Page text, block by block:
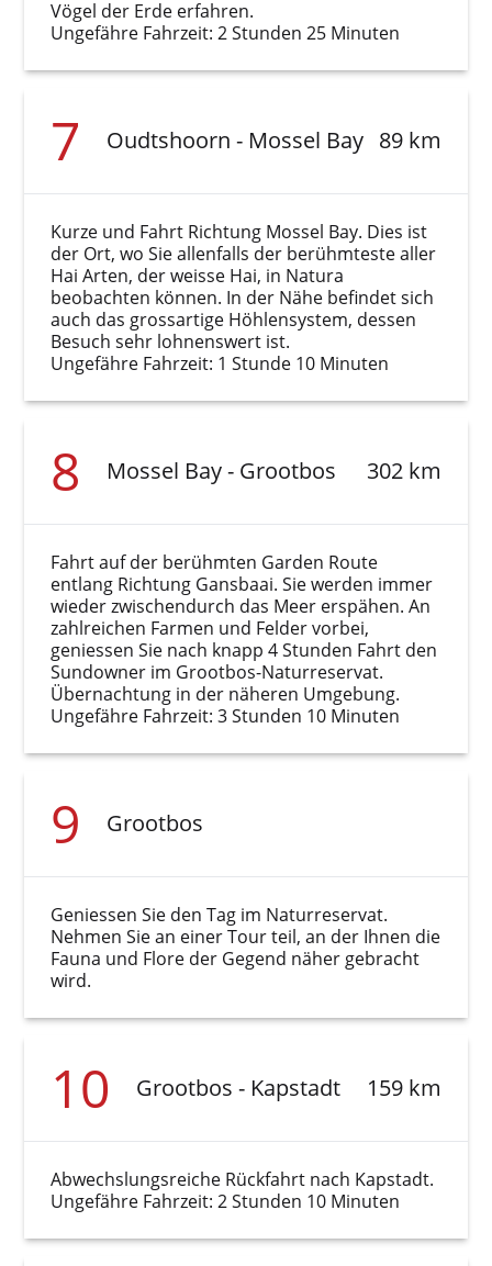
Vögel der Erde erfahren.
Ungefähre Fahrzeit: 2 Stunden 25 Minuten
7 Oudtshoorn - Mossel Bay 89 km
Kurze und Fahrt Richtung Mossel Bay. Dies ist
der Ort, wo Sie allenfalls der berühmteste aller
Hai Arten, der weisse Hai, in Natura
beobachten können. In der Nähe befindet sich
auch das grossartige Höhlensystem, dessen
Besuch sehr lohnenswert ist.
Ungefähre Fahrzeit: 1 Stunde 10 Minuten
8 Mossel Bay - Grootbos 302 km
Fahrt auf der berühmten Garden Route
entlang Richtung Gansbaai. Sie werden immer
wieder zwischendurch das Meer erspähen. An
zahlreichen Farmen und Felder vorbei,
geniessen Sie nach knapp 4 Stunden Fahrt den
Sundowner im Grootbos-Naturreservat.
Übernachtung in der näheren Umgebung.
Ungefähre Fahrzeit: 3 Stunden 10 Minuten
9 Grootbos
Geniessen Sie den Tag im Naturreservat.
Nehmen Sie an einer Tour teil, an der Ihnen die
Fauna und Flore der Gegend näher gebracht
wird.
10 Grootbos - Kapstadt 159 km
Abwechslungsreiche Rückfahrt nach Kapstadt.
Ungefähre Fahrzeit: 2 Stunden 10 Minuten